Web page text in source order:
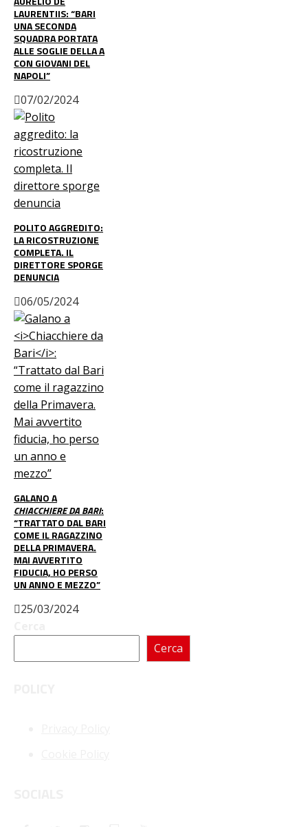
LAURENTIIS: “BARI
UNA SECONDA
SQUADRA PORTATA
ALLE SOGLIE DELLA A
CON GIOVANI DEL
NAPOLI”
07/02/2024
POLITO AGGREDITO:
LA RICOSTRUZIONE
COMPLETA. IL
DIRETTORE SPORGE
DENUNCIA
06/05/2024
GALANO A
CHIACCHIERE DA BARI:
“TRATTATO DAL BARI
COME IL RAGAZZINO
DELLA PRIMAVERA.
MAI AVVERTITO
FIDUCIA, HO PERSO
UN ANNO E MEZZO”
25/03/2024
Cerca